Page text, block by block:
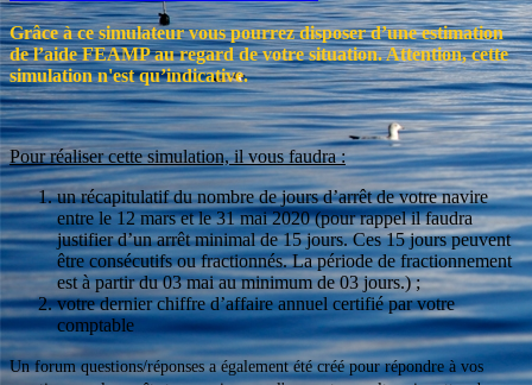
Grâce à ce simulateur vous pourrez disposer d’une estimation
de l’aide FEAMP au regard de votre situation. Attention, cette
simulation n'est qu’indicative.
Pour réaliser cette simulation, il vous faudra :
un récapitulatif du nombre de jours d’arrêt de votre navire
entre le 12 mars et le 31 mai 2020 (pour rappel il faudra
justifier d’un arrêt minimal de 15 jours. Ces 15 jours peuvent
être consécutifs ou fractionnés. La période de fractionnement
est à partir du 03 mai au minimum de 03 jours.) ;
votre dernier chiffre d’affaire annuel certifié par votre
comptable
Un forum questions/réponses a également été créé pour répondre à vos